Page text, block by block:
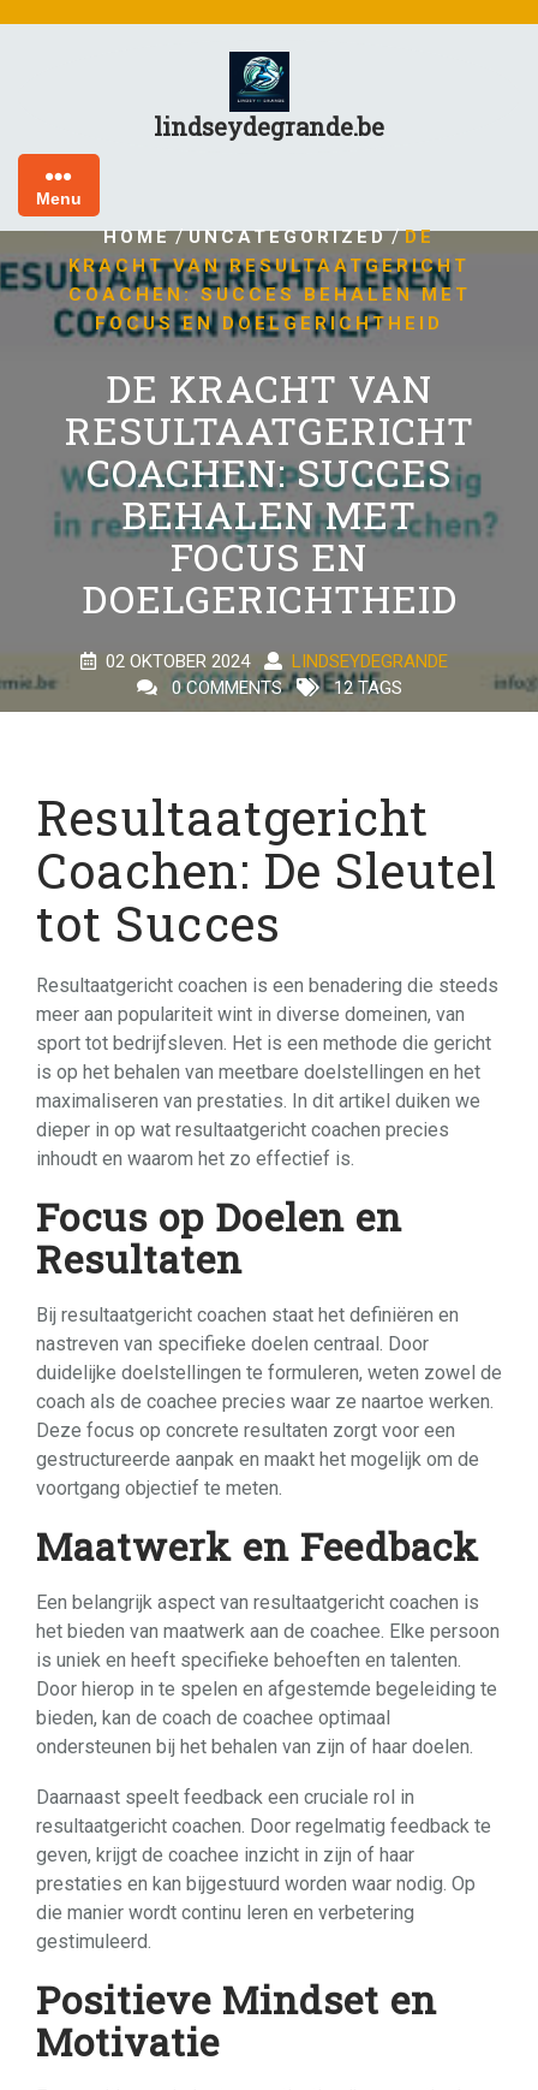
lindseydegrande.be
Menu
HOME/UNCATEGORIZED/DE
KRACHT VAN RESULTAATGERICHT
COACHEN: SUCCES BEHALEN MET
FOCUS EN DOELGERICHTHEID
DE KRACHT VAN
RESULTAATGERICHT
COACHEN: SUCCES
BEHALEN MET
FOCUS EN
DOELGERICHTHEID
02 OKTOBER 2024
LINDSEYDEGRANDE
0 COMMENTS
12 TAGS
Resultaatgericht
Coachen: De Sleutel
tot Succes
Resultaatgericht coachen is een benadering die steeds
meer aan populariteit wint in diverse domeinen, van
sport tot bedrijfsleven. Het is een methode die gericht
is op het behalen van meetbare doelstellingen en het
maximaliseren van prestaties. In dit artikel duiken we
dieper in op wat resultaatgericht coachen precies
inhoudt en waarom het zo effectief is.
Focus op Doelen en
Resultaten
Bij resultaatgericht coachen staat het definiëren en
nastreven van specifieke doelen centraal. Door
duidelijke doelstellingen te formuleren, weten zowel de
coach als de coachee precies waar ze naartoe werken.
Deze focus op concrete resultaten zorgt voor een
gestructureerde aanpak en maakt het mogelijk om de
voortgang objectief te meten.
Maatwerk en Feedback
Een belangrijk aspect van resultaatgericht coachen is
het bieden van maatwerk aan de coachee. Elke persoon
is uniek en heeft specifieke behoeften en talenten.
Door hierop in te spelen en afgestemde begeleiding te
bieden, kan de coach de coachee optimaal
ondersteunen bij het behalen van zijn of haar doelen.
Daarnaast speelt feedback een cruciale rol in
resultaatgericht coachen. Door regelmatig feedback te
geven, krijgt de coachee inzicht in zijn of haar
prestaties en kan bijgestuurd worden waar nodig. Op
die manier wordt continu leren en verbetering
gestimuleerd.
Positieve Mindset en
Motivatie